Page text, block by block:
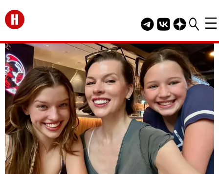
Перейти на главную
Telegram канал
Группа HELLO
Канал